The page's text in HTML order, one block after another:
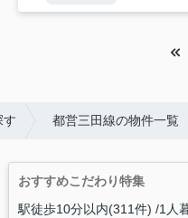
す 都営三田線の物件一覧
おすすめこだわり特集
駅徒歩10分以内(311件) 1人